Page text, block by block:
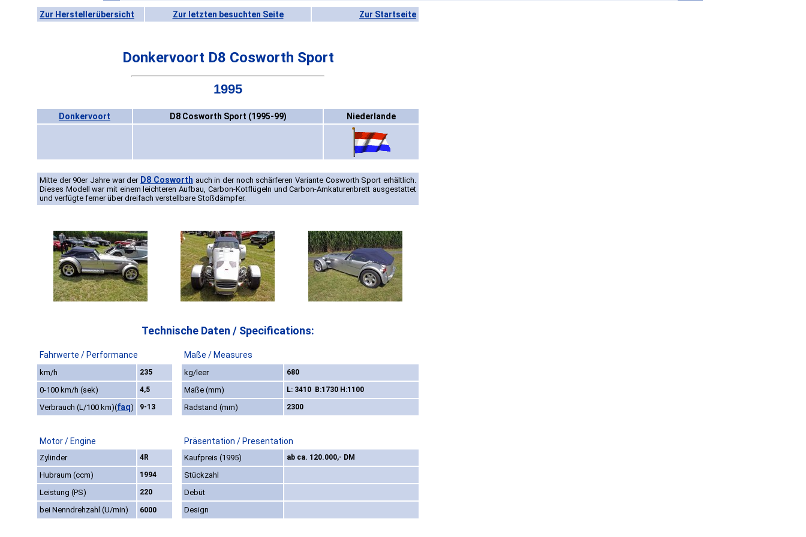
Zur Herstellerübersicht Zur letzten besuchten Seite Zur Startseite
Donkervoort D8 Cosworth Sport
1995
Donkervoort D8 Cosworth Sport (1995-99) Niederlande
Mitte der 90er Jahre war der D8 Cosworth auch in der noch schärferen Variante Cosworth Sport erhältlich.
Dieses Modell war mit einem leichteren Aufbau, Carbon-Kotflügeln und Carbon-Amkaturenbrett ausgestattet
und verfügte ferner über dreifach verstellbare Stoßdämpfer.
Technische Daten / Specifications:
Fahrwerte / Performance Maße / Measures
km/h 235 kg/leer 680
0-100 km/h (sek) 4,5 Maße (mm) L: 3410 B:1730 H:1100
Verbrauch (L/100 km)(faq) 9-13 Radstand (mm) 2300
Motor / Engine Präsentation / Presentation
Zylinder 4R Kaufpreis (1995) ab ca. 120.000,- DM
Hubraum (ccm) 1994
Stückzahl
Leistung (PS)
220
Debüt
bei Nenndrehzahl (U/min)
6000 Design